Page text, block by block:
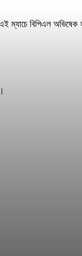
ম্যাচে বিপিএল